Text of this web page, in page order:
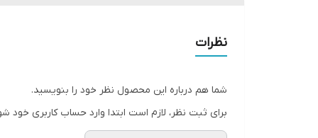
نظرات
شما هم درباره این محصول نظر خود را بنویسید.
برای ثبت نظر، لازم است ابتدا وارد حساب کاربری خود